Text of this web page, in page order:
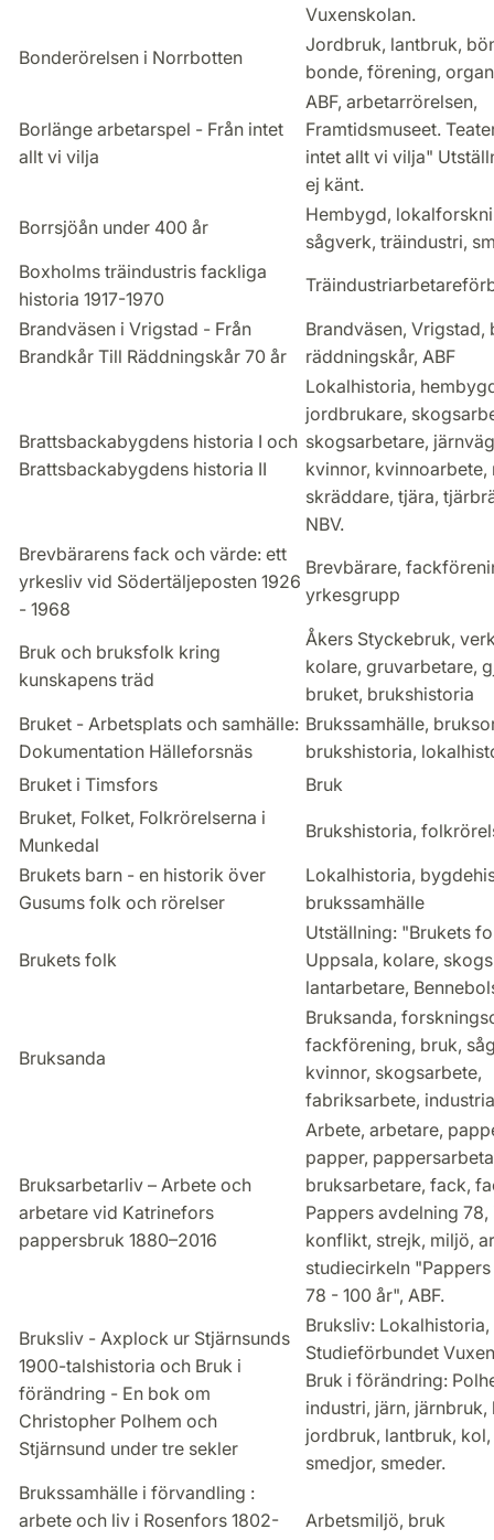
Vuxenskolan.
Bonderörelsen i Norrbotten
Jordbruk, lantbruk,
bonde, förening,
Borlänge arbetarspel - Från intet
allt vi vilja
ABF, arbetarrörelsen,
Framtidsmuseet.
intet allt vi vilja"
ej känt.
Borrsjöån under 400 år
Hembygd,
sågverk, träindustri,
Boxholms träindustris fackliga
historia 1917-1970
Brandväsen i Vrigstad - Från
Brandkår Till Räddningskår 70 år
Brandväsen, Vrigstad,
räddningskår, ABF
Brattsbackabygdens historia I och
Brattsbackabygdens historia II
Lokalhistoria,
jordbrukare,
skogsarbetare,
kvinnor, kvinnoarbete,
skräddare, tjära,
NBV.
Brevbärarens fack och värde: ett
yrkesliv vid Södertäljeposten 1926
- 1968
Brevbärare,
yrkesgrupp
Bruk och bruksfolk kring
kunskapens träd
Åkers Styckebruk,
kolare, gruvarbetare,
bruket, brukshistoria
Bruket - Arbetsplats och samhälle:
Dokumentation Hälleforsnäs
Brukssamhälle,
brukshistoria,
Bruket i Timsfors
Bruk
Bruket, Folket, Folkrörelserna i
Munkedal
Brukshistoria,
Brukets barn - en historik över
Gusums folk och rörelser
Lokalhistoria,
brukssamhälle
Brukets folk
Utställning: "Brukets
Uppsala, kolare,
lantarbetare,
Bruksanda
Bruksanda,
fackförening, bruk,
kvinnor, skogsarbete,
fabriksarbete,
Bruksarbetarliv – Arbete och
arbetare vid Katrinefors
pappersbruk 1880–2016
Arbete, arbetare,
papper,
bruksarbetare, fack,
Pappers avdelning 78,
konflikt, strejk, miljö,
studiecirkeln
78 - 100 år", ABF.
Bruksliv - Axplock ur Stjärnsunds
1900-talshistoria och Bruk i
förändring - En bok om
Christopher Polhem och
Stjärnsund under tre sekler
Bruksliv:
Studieförbundet
Bruk i förändring:
industri, järn, järnbruk,
jordbruk, lantbruk,
smedjor, smeder.
Brukssamhälle i förvandling :
arbete och liv i Rosenfors 1802-
Arbetsmiljö, bruk